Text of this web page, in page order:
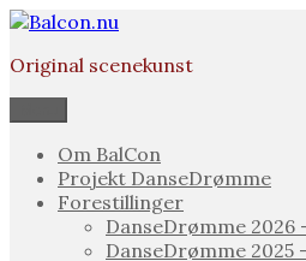
Videre
indhold
Original scenekunst
Om BalCon
Projekt DanseDrømme
Forestillinger
DanseDrømme 2026
DanseDrømme 2025